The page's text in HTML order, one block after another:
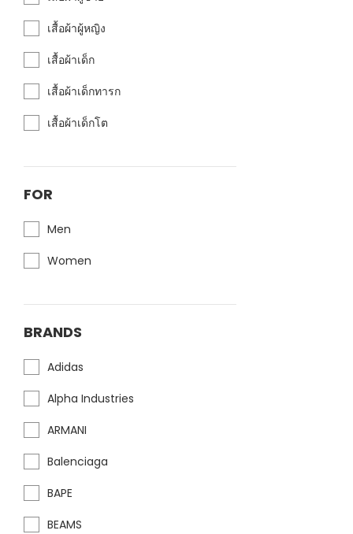
เสื้อผ้าผู้หญิง
เสื้อผ้าเด็ก
เสื้อผ้าเด็กทารก
เสื้อผ้าเด็กโต
FOR
Men
Women
BRANDS
Adidas
Alpha Industries
ARMANI
Balenciaga
BAPE
BEAMS